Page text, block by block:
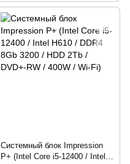
Системный блок Impression
P+ (Intel Core i5-12400 / Intel